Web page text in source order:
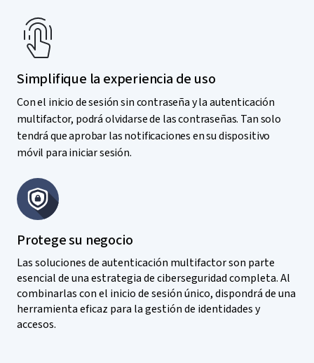
Simplifique la experiencia de uso
Con el inicio de sesión sin contraseña y la autenticación
multifactor, podrá olvidarse de las contraseñas. Tan solo
tendrá que aprobar las notificaciones en su dispositivo
móvil para iniciar sesión.
Protege su negocio
Las soluciones de autenticación multifactor son parte
esencial de una estrategia de ciberseguridad completa. Al
combinarlas con el inicio de sesión único, dispondrá de una
herramienta eficaz para la gestión de identidades y
accesos.